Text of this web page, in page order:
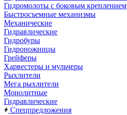
Гидромолоты с боковым креплением
Быстросъемные механизмы
Механические
Гидравлические
Гидробуры
Гидроножницы
Грейферы
Харвестеры и мульчеры
Рыхлители
Мега рыхлители
Монолитные
Гидравлические
Спецпредложения